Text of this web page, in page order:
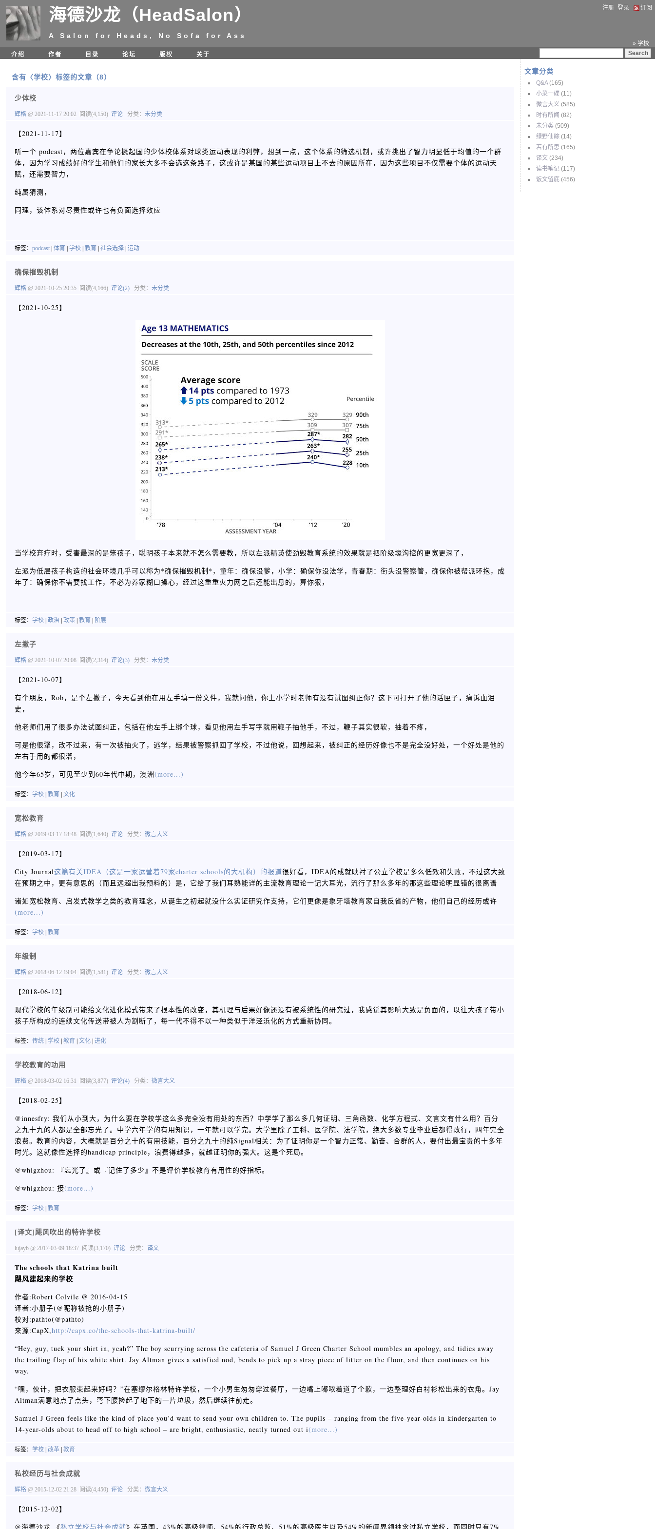
海德沙龙（HeadSalon）
A Salon for Heads, No Sofa for Ass
注册 登录 订阅
» 学校
介绍
作者 目录 论坛 版权 关于
文章分类
Q&A(165)
小菜一碟 (11)
微言大义 (585)
时有所闻 (82)
未分类 (509)
绿野仙踪 (14)
若有所思 (165)
译文 (234)
读书笔记 (117)
饭文留底 (456)
含有〈学校〉标签的文章（8）
少体校
辉格 @ 2021-11-17 20:02 阅读(4,150) 评论 分类： 未分类
【2021-11-17】
听一个 podcast，两位嘉宾在争论撅起国的少体校体系对球类运动表现的利弊，想到一点，这个体系的筛选机制，或许挑出了智力明显低于均值的一个群
体，因为学习成绩好的学生和他们的家长大多不会选这条路子，这或许是某国的某些运动项目上不去的原因所在，因为这些项目不仅需要个体的运动天
赋，还需要智力，
纯属猜测，
同理，该体系对尽责性或许也有负面选择效应
标签： podcast 体育 学校 教育 社会选择 运动
确保摧毁机制
辉格 @ 2021-10-25 20:35 阅读(4,166) 评论(2) 分类： 未分类
【2021-10-25】
当学校弃疗时，受害最深的是笨孩子，聪明孩子本来就不怎么需要教，所以左派精英使劲毁教育系统的效果就是把阶级壕沟挖的更宽更深了，
左派为低层孩子构造的社会环境几乎可以称为*确保摧毁机制*，童年：确保没爹，小学：确保你没法学，青春期：街头没警察管，确保你被帮派环抱，成
年了：确保你不需要找工作，不必为养家糊口操心，经过这重重火力网之后还能出息的，算你狠，
标签： 学校 政治 政策 教育 阶层
左撇子
辉格 @ 2021-10-07 20:08 阅读(2,314) 评论(3) 分类： 未分类
【2021-10-07】
有个朋友，Rob，是个左撇子，今天看到他在用左手填一份文件，我就问他，你上小学时老师有没有试图纠正你？这下可打开了他的话匣子，痛诉血泪
史，
他老师们用了很多办法试图纠正，包括在他左手上绑个球，看见他用左手写字就用鞭子抽他手，不过，鞭子其实很软，抽着不疼，
可是他很犟，改不过来，有一次被抽火了，逃学，结果被警察抓回了学校，不过他说，回想起来，被纠正的经历好像也不是完全没好处，一个好处是他的
左右手用的都很溜，
他今年65岁，可见至少到60年代中期，澳洲(more...)
标签： 学校 教育 文化
宽松教育
辉格 @ 2019-03-17 18:48 阅读(1,640) 评论 分类： 微言大义
【2019-03-17】
City Journal这篇有关IDEA（这是一家运营着79家charter schools的大机构）的报道很好看，IDEA的成就映衬了公立学校是多么低效和失败，不过这大致
在预期之中，更有意思的（而且远超出我预料的）是，它给了我们耳熟能详的主流教育理论一记大耳光，流行了那么多年的那这些理论明显错的很离谱
诸如宽松教育、启发式教学之类的教育理念，从诞生之初起就没什么实证研究作支持，它们更像是象牙塔教育家自我反省的产物，他们自己的经历或许
(more...)
标签： 学校 教育
年级制
辉格 @ 2018-06-12 19:04 阅读(1,581) 评论 分类： 微言大义
【2018-06-12】
现代学校的年级制可能给文化进化模式带来了根本性的改变，其机理与后果好像还没有被系统性的研究过，我感觉其影响大致是负面的，以往大孩子带小
孩子所构成的连续文化传送带被人为割断了，每一代不得不以一种类似于洋泾浜化的方式重新协同。
标签： 传统 学校 教育 文化 进化
学校教育的功用
辉格 @ 2018-03-02 16:31 阅读(3,877) 评论(4) 分类： 微言大义
【2018-02-25】
@innesfry: 我们从小到大，为什么要在学校学这么多完全没有用处的东西？中学学了那么多几何证明、三角函数、化学方程式、文言文有什么用？百分
之九十九的人都是全部忘光了。中学六年学的有用知识，一年就可以学完。大学里除了工科、医学院、法学院，绝大多数专业毕业后都得改行，四年完全
浪费。教育的内容，大概就是百分之十的有用技能，百分之九十的纯Signal相关：为了证明你是一个智力正常、勤奋、合群的人，要付出最宝贵的十多年
时光。这就像性选择的handicap principle，浪费得越多，就越证明你的强大。这是个死局。
@whigzhou: 『忘光了』或『记住了多少』不是评价学校教育有用性的好指标。
@whigzhou: 接(more...)
标签： 学校 教育
[译文]飓风吹出的特许学校
lujayb @ 2017-03-09 18:37 阅读(3,170) 评论 分类： 译文
The schools that Katrina built
飓风建起来的学校
作者:Robert Colvile @ 2016-04-15
译者:小册子(@昵称被抢的小册子)
校对:pathto(@pathto)
来源:CapX,http://capx.co/the-schools-that-katrina-built/
“Hey, guy, tuck your shirt in, yeah?” The boy scurrying across the cafeteria of Samuel J Green Charter School mumbles an apology, and tidies away
the trailing flap of his white shirt. Jay Altman gives a satisfied nod, bends to pick up a stray piece of litter on the floor, and then continues on his
way.
“嘿，伙计，把衣服束起来好吗？”在塞缪尔格林特许学校，一个小男生匆匆穿过餐厅，一边嘴上嘟哝着道了个歉，一边整理好白衬衫松出来的衣角。Jay
Altman满意地点了点头，弯下腰捡起了地下的一片垃圾，然后继续往前走。
Samuel J Green feels like the kind of place you’d want to send your own children to. The pupils – ranging from the five-year-olds in kindergarten to
14-year-olds about to head off to high school – are bright, enthusiastic, neatly turned out i(more...)
标签： 学校 改革 教育
私校经历与社会成就
辉格 @ 2015-12-02 21:28 阅读(4,450) 评论 分类： 微言大义
【2015-12-02】
@海德沙龙 《私立学校与社会成就》在英国，43%的高级律师、54%的行政总监、51%的高级医生以及54%的新闻界领袖念过私立学校，而同时只有7%